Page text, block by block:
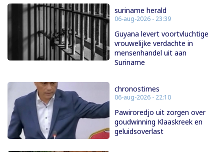
suriname herald
06-aug-2026 - 23:39
Guyana levert voortvluchtige
vrouwelijke verdachte in
mensenhandel uit aan
Suriname
chronostimes
06-aug-2026 - 22:10
Pawiroredjo uit zorgen over
goudwinning Klaaskreek en
geluidsoverlast